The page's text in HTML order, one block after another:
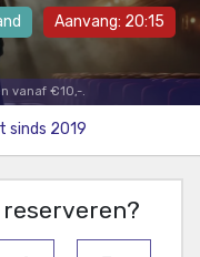
Aanvang: 20:15
vanaf €10,-.
sinds 2019